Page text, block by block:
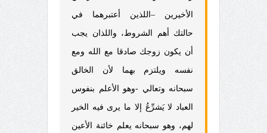
الأخيرين –اللذين أعتبرهما في
حالتك أهم الشروط، واللذان يجب
أن يكون زوجك صادقا مع الله ومع
نفسه ويلتزم بهما لأن الخالق
سبحانه وتعالي -وهو الأعلم بنفوس
العباد لا يَشرِّعُ إلا ما يرى فيه الخير
لهم، وهو سبحانه يعلم خائنة الأعين